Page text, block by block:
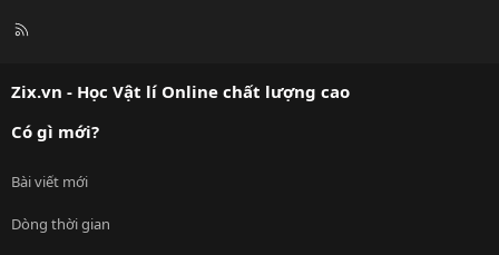
R
Zix.vn - Học Vật lí Online chất lượng cao
Có gì mới?
Bài viết mới
Dòng thời gian